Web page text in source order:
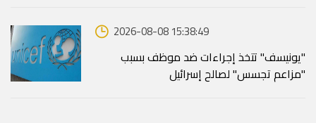
2026-08-08 15:38:49
"يونيسف" تتخذ إجراءات ضد موظف بسبب
"مزاعم تجسس" لصالح إسرائيل